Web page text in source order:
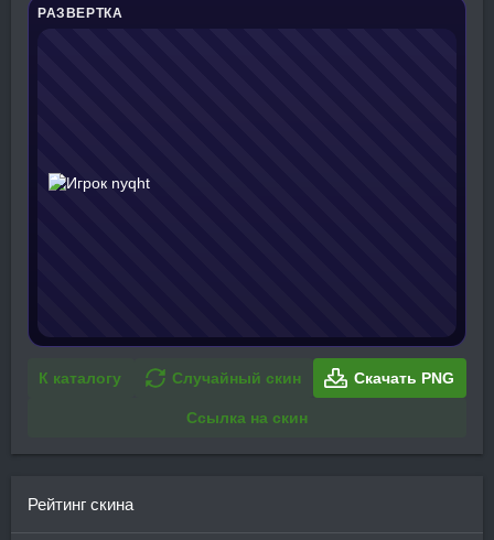
РАЗВЕРТКА
К каталогу Случайный скин Скачать PNG
Ссылка на скин
Рейтинг скина